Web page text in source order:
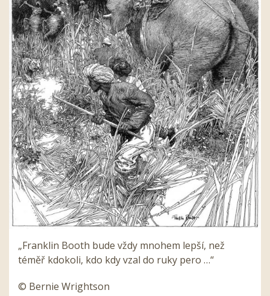
„Franklin Booth bude vždy mnohem lepší, než
téměř kdokoli, kdo kdy vzal do ruky pero …“
© Bernie Wrightson